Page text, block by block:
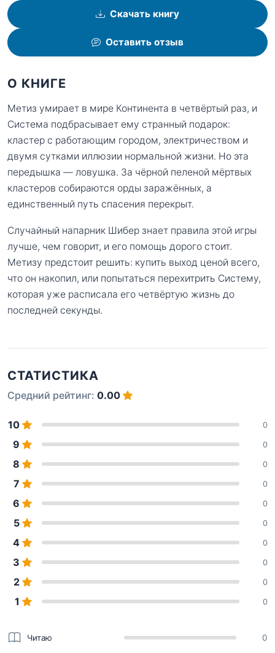
Скачать книгу
Оставить отзыв
О КНИГЕ
Метиз умирает в мире Континента в четвёртый раз, и
Система подбрасывает ему странный подарок:
кластер с работающим городом, электричеством и
двумя сутками иллюзии нормальной жизни. Но эта
передышка — ловушка. За чёрной пеленой мёртвых
кластеров собираются орды заражённых, а
единственный путь спасения перекрыт.
Случайный напарник Шибер знает правила этой игры
лучше, чем говорит, и его помощь дорого стоит.
Метизу предстоит решить: купить выход ценой всего,
что он накопил, или попытаться перехитрить Систему,
которая уже расписала его четвёртую жизнь до
последней секунды.
СТАТИСТИКА
Средний рейтинг: 0.00
10 0
9 0
8 0
7 0
6 0
5 0
4 0
3 0
2 0
1 0
Читаю 0